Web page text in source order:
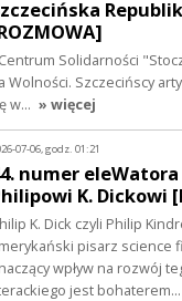
Solidarności
Wolności. Szczecińscy
w… » więcej
07-06, godz. 01:21
numer
K. Dickowi
K. Dick czyli Philip
pisarz science
wpływ na rozwój
jest bohaterem…